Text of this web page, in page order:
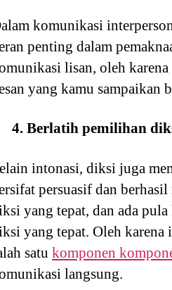
komunikasi
penting dalam
lisan, oleh
yang kamu sampaikan
4. Berlatih pemilihan
intonasi, diksi juga
persuasif dan
yang tepat, dan ada
yang tepat. Oleh karena
satu komponen
langsung.